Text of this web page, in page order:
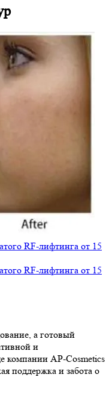
а готовый
и
компании AP-Cosmetics
поддержка и забота о